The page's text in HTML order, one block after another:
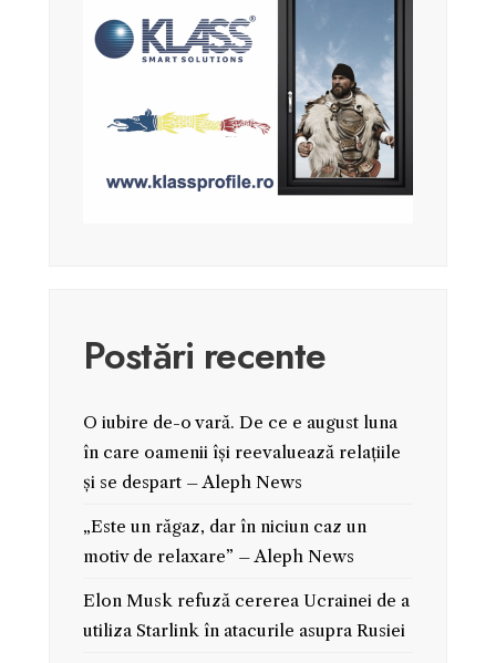
Postări recente
O iubire de-o vară. De ce e august luna
în care oamenii își reevaluează relațiile
și se despart – Aleph News
„Este un răgaz, dar în niciun caz un
motiv de relaxare” – Aleph News
Elon Musk refuză cererea Ucrainei de a
utiliza Starlink în atacurile asupra Rusiei